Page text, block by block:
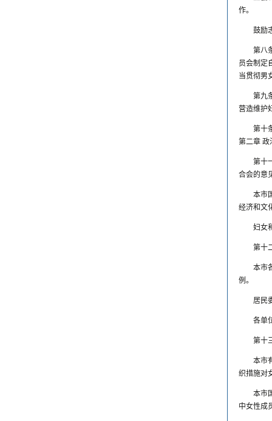
作。
鼓励
第八
员会制定
当贯彻男
第九
营造维护
第十
第二章 政
第十
合会的意
本市
经济和文
妇女
第十
本市
例。
居民
各单
第十
本市
织措施对
本市
中女性成